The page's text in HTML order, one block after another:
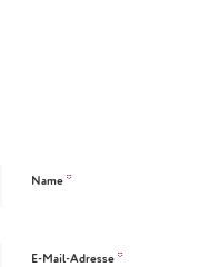
Name *
E-Mail-Adresse *